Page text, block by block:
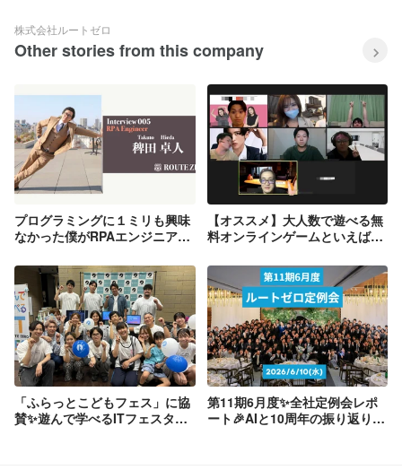
株式会社ルートゼロ
Other stories from this company
プログラミングに１ミリも興味
なかった僕がRPAエンジニアに
インタビュー#005】
【オススメ】大人数で遊べる無
料オンラインゲームといえばコ
「ふらっとこどもフェス」に協
賛✨遊んで学べるITフェスタと
第11期6月度✨全社定例会レポ
ート🎉AIと10周年の振り返り